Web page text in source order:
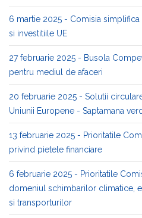
6 martie 2025 - Comisia
si investitiile UE
27 februarie 2025 - Busola
pentru mediul de afaceri
20 februarie 2025 - Solutii
Uniunii Europene - Saptamana
13 februarie 2025 - Prioritatile
privind pietele financiare
6 februarie 2025 - Prioritatile
domeniul schimbarilor climatice,
si transporturilor